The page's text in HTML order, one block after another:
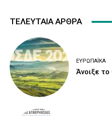
ΤΕΛΕΥΤΑΙΑ ΑΡΘΡΑ
ΕΥΡΩΠΑΪΚΆ
Άνοιξε